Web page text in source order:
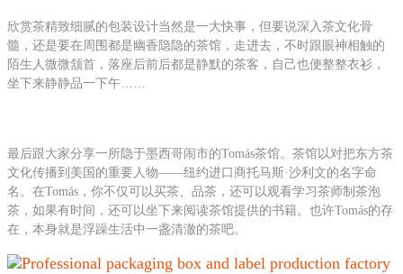
欣赏茶精致细腻的包装设计当然是一大快事，但要说深入茶文化骨
髓，还是要在周围都是幽香隐隐的茶馆，走进去，不时跟眼神相触的
陌生人微微颔首，落座后前后都是静默的茶客，自己也便整整衣衫，
坐下来静静品一下午……
最后跟大家分享一所隐于墨西哥闹市的Tomás茶馆。茶馆以对把东方茶
文化传播到美国的重要人物——纽约进口商托马斯·沙利文的名字命
名。在Tomás，你不仅可以买茶、品茶，还可以观看学习茶师制茶泡
茶，如果有时间，还可以坐下来阅读茶馆提供的书籍。也许Tomás的存
在，本身就是浮躁生活中一盏清澈的茶吧。